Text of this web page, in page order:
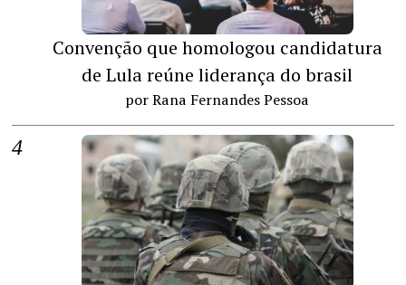
Convenção que homologou candidatura
de Lula reúne liderança do brasil
por Rana Fernandes Pessoa